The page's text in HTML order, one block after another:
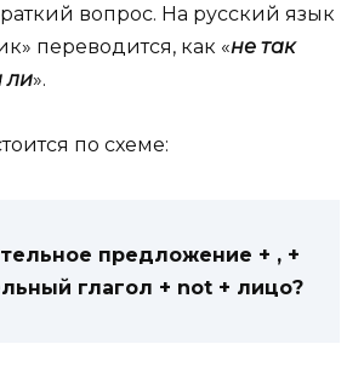
вопрос. На русский язык
переводится, как «не так
ли».
по схеме:
предложение + , +
глагол + not + лицо?